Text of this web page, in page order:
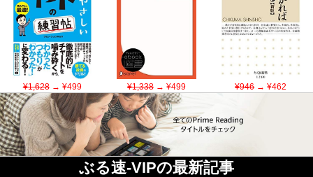
¥1,628→ ¥499 ¥1,338→ ¥499 ¥946→ ¥462
ぶる速-VIPの最新記事